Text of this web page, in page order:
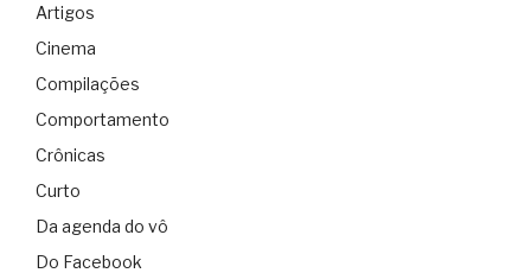
Artigos
Cinema
Compilações
Comportamento
Crônicas
Curto
Da agenda do vô
Do Facebook